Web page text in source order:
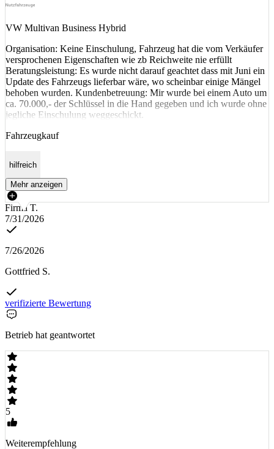
VW Multivan Business Hybrid
Organisation: Keine Einschulung, Fahrzeug hat die vom Verkäufer
versprochenen Eigenschaften wie zb Reichweite nie erfüllt
Beratungsleistung: Es wurde nicht darauf geachtet dass mit Juni ein
Update des Fahrzeugs lieferbar wäre, wo scheinbar einige Mängel
behoben wurden. Kundenbetreuung: Mir wurde bei einem Auto um
ca. 70.000,- der Schlüssel in die Hand gegeben und ich wurde ohne
jegliche Einschulung weggeschickt.
Fahrzeugkauf
hilfreich
Mehr anzeigen
Firma T.
7/31/2026
7/26/2026
Gottfried S.
verifizierte Bewertung
Betrieb hat geantwortet
5
Weiterempfehlung